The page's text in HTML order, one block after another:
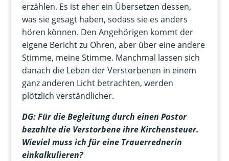
erzählen. Es ist eher ein Übersetzen dessen,
was sie gesagt haben, sodass sie es anders
hören können. Den Angehörigen kommt der
eigene Bericht zu Ohren, aber über eine andere
Stimme, meine Stimme. Manchmal lassen sich
danach die Leben der Verstorbenen in einem
ganz anderen Licht betrachten, werden
plötzlich verständlicher.
DG: Für die Begleitung durch einen Pastor
bezahlte die Verstorbene ihre Kirchensteuer.
Wieviel muss ich für eine Trauerrednerin
einkalkulieren?